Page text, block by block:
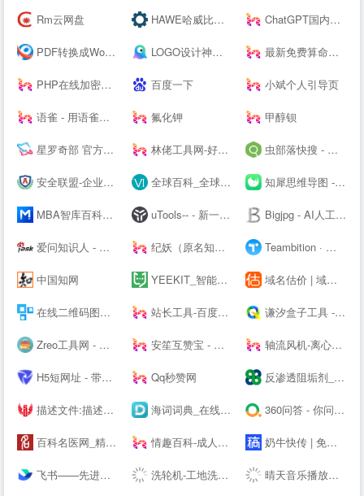
Rm云网盘 HAWE哈威比例阀价格-德国HAWE进口电磁阀_柱塞泵厂家代理商 - 大连佰德 ChatGPT国内版-OpenAI
PDF转换成Word转换器在线免费 - 在线word转pdf转换器 - 迅捷PDF转换器免费版 LOGO设计神器；公司logo在线设计生成器 - 标小智LOGO神器 最新免费算命占卜算卦塔罗牌卜测算-太清阁免费周易测算
PHP在线加密系统 - 对PHP代码进行安全保护！ 百度一下 小斌个人引导页
语雀 - 用语雀，构建你的数字花园 · 语雀 氟化钾 甲醇钡
星罗奇部 官方网站-元宇宙社交平台 林佬工具网-好用的在线工具都在这里！ 虫部落快搜 - 搜索快人一步
安全联盟-企业查询|网站查询|曝光查询|企业工商查询|企业信用查询|企业失信记录|大数据企业信用平台。 全球百科_全球首个企业百科平台 知犀思维导图 - 知犀--
MBA智库百科，全球专业中文经管百科 uTools-- - 新一代效率工具平台 Bigjpg - AI人工智能图片无损放大 - 使用人工智能深度卷积神经网络(CNN)无损放大图片
爱问知识人 - 中文互动问答平台 纪妖（原名知妖） Teambition · 阿里巴巴旗下团队协作工具
中国知网 YEEKIT_智能语言工具平台,在线辅助翻译,翻译工具,字幕通 域名估价 | 域名投资分析工具，域名评估用查询者CXZ.com
在线二维码图片生成器_二维码扫描软件下载_联图二维码 站长工具-百度权重查询-网站排名 - 去查网 谦汐盒子工具 - 免费在线网页工具箱，站长必备工具
Zreo工具网 - 便民工具网站 懒人工具箱 在线工具网 QQ工具 便民工具 站长工具 手机工具 多功能工具网 安笙互赞宝 - 您的得力的小帮手 轴流风机-离心风机-鼓风机-散热风扇-罩极电机,厂家直销-首肯电子
H5短网址 - 带统计的免费短链接生成工具 Qq秒赞网 反渗透阻垢剂_杀菌剂_缓蚀剂_除垢剂厂家_广东巴沃夫环保官网
描述文件:描述文件生成,描述文件制作,IOS描述文件,描述文件转APP,免签苹果APP,免费在线描述文件封装,APP专家 海词词典_在线词典_在线翻译_海量正版权威词典-- 360问答 - 你问大家答
百科名医网_精准医学科普知识平台 情趣百科-成人用品选购指南-两--技巧大全 奶牛快传 | 免费大文件传输工具，上传下载不限速
飞书——先进企业协作与管理平台，一站式无缝办公协作，团队上下对齐目标，全面激活组织和个人。先进团队，先用飞书。 洗轮机-工地洗车机-工程洗车机-全自动洗轮生产厂家[鲁企环科] 晴天音乐播放器 - 免费稳定的HTML悬浮播放器